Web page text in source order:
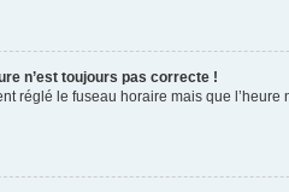
n’est toujours pas correcte !
réglé le fuseau horaire mais que